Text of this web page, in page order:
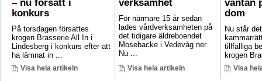
– nu försatt i
konkurs
På torsdagen försattes
krogen Brasserie All In i
Lindesberg i konkurs efter att
ha lämnat in ...
Visa hela artikeln
verksamhet
För närmare 15 år sedan
lades vårdverksamheten på
det tidigare äldreboendet
Mosebacke i Vedevåg ner.
Nu ...
Visa hela artikeln
väntan
dom
Nu står
tillfälliga
krogen
Visa